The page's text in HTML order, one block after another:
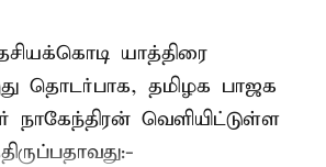
யாத்திரை
தொடர்பாக, தமிழக பாஜக
நாகேந்திரன் வெளியிட்டுள்ள